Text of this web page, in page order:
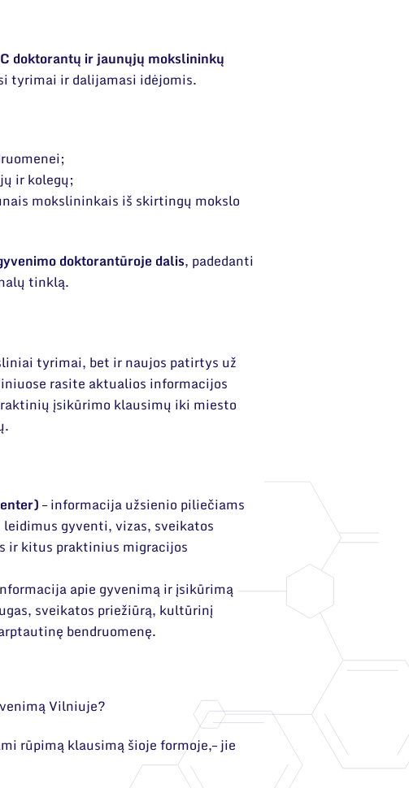
doktorantų ir jaunųjų mokslininkų
tyrimai ir dalijamasi idėjomis.
ir kolegų;
mokslininkais iš skirtingų mokslo
doktorantūroje dalis, padedanti
tinklą.
tyrimai, bet ir naujos patirtys už
rasite aktualios informacijos
įsikūrimo klausimų iki miesto
– informacija užsienio piliečiams
gyventi, vizas, sveikatos
ir kitus praktinius migracijos
apie gyvenimą ir įsikūrimą
sveikatos priežiūrą, kultūrinį
bendruomenę.
Vilniuje?
rūpimą klausimąšioje formoje,– jie